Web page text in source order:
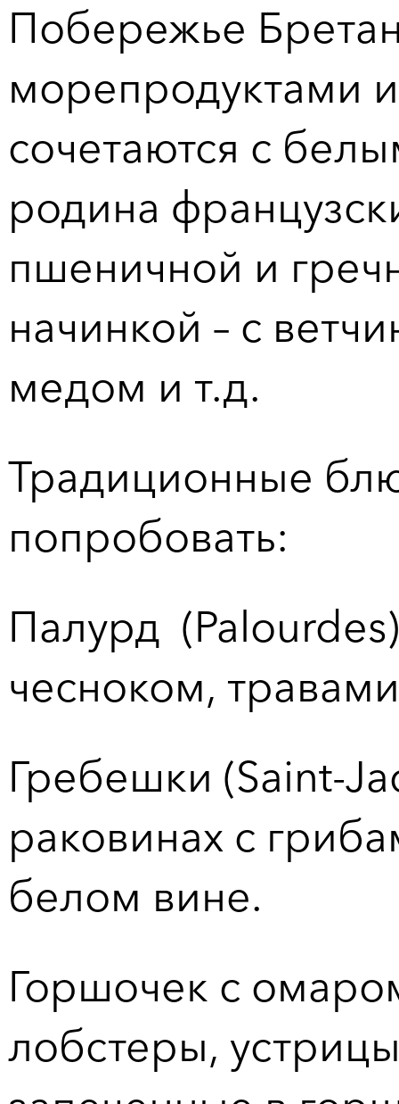
Побережье
морепродуктами
сочетаются с
родина
пшеничной и
начинкой – с
медом и т.д.
Традиционные
попробовать:
Палурд
чесноком,
Гребешки (Saint-
раковинах с
белом вине.
Горшочек с
лобстеры,